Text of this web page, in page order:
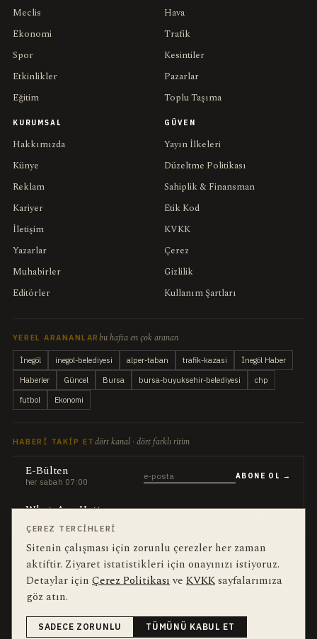
Meclis
Ekonomi
Spor
Etkinlikler
Eğitim
Hava
Trafik
Kesintiler
Pazarlar
Toplu Taşıma
KURUMSAL
Hakkımızda
Künye
Reklam
Kariyer
İletişim
Yazarlar
Muhabirler
Editörler
GÜVEN
Yayın İlkeleri
Düzeltme Politikası
Sahiplik & Finansman
Etik Kod
KVKK
Çerez
Gizlilik
Kullanım Şartları
YEREL ARANANLARbu hafta en çok aranan
İnegöl inegol-belediyesi alper-taban trafik-kazasi
İnegöl Haber
Haberler
Güncel Bursa bursa-buyuksehir-belediyesi
chp
futbol
Ekonomi
HABERI TAKIP ETdört kanal · dört farklı ritim
E-Bülten
her sabah 07:00
ABONE OL →
WhatsApp Hattı
Push Bildirim
sadece önemliler
DESTEKLENMEZ
Mobil Uygulama
iOS · Android
2026 Okur Medya Yayıncılık A.Ş. Tüm hakları saklıdır.Haberler NewsArticle
ÇEREZ TERCIHLERI
Sitenin çalışması için zorunlu çerezler her zaman
aktiftir. Ziyaret istatistikleri için onayınızı istiyoruz.
Detaylar için Çerez Politikasıve KVKKsayfalarımıza
göz atın.
SADECE ZORUNLU TÜMÜNÜ KABUL ET